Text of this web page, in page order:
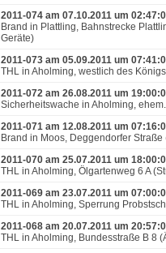
2011-074 am 07.10.2011 um
Brand in Plattling, Bahnstrecke
Geräte)
2011-073 am 05.09.2011 um
THL in Aholming, westlich des
2011-072 am 26.08.2011 um
Sicherheitswache in Aholming,
2011-071 am 12.08.2011 um
Brand in Moos, Deggendorfer
2011-070 am 25.07.2011 um
THL in Aholming, Ölgartenweg 6 A
2011-069 am 23.07.2011 um
THL in Aholming, Sperrung
2011-068 am 20.07.2011 um
THL in Aholming, Bundesstraße B 8